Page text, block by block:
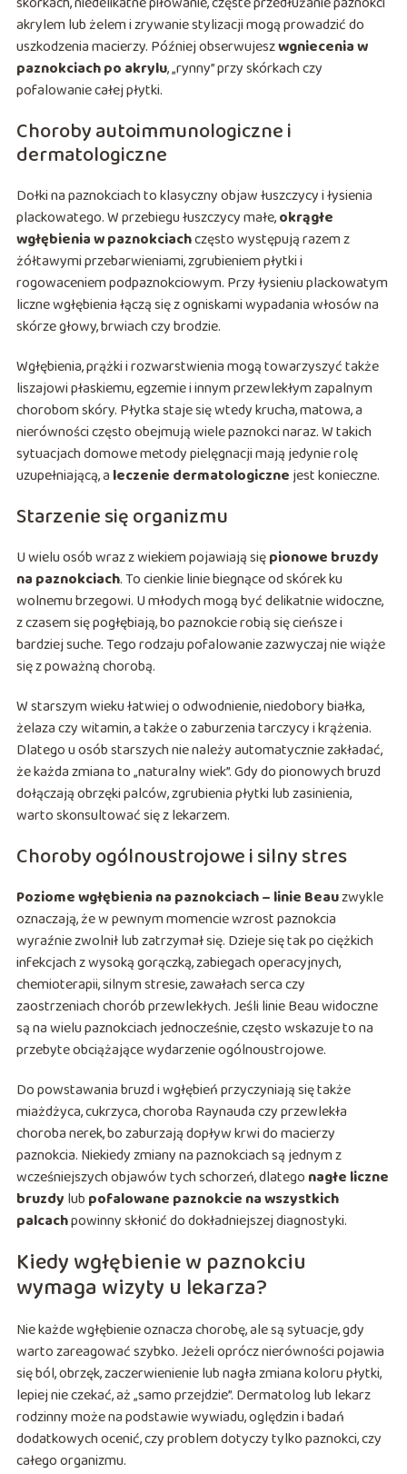
akrylem lub żelem i zrywanie stylizacji mogą prowadzić do
uszkodzenia macierzy. Później obserwujeszwgniecenia w
paznokciach po akrylu, „rynny” przy skórkach czy
pofalowanie całej płytki.
Choroby autoimmunologiczne i
dermatologiczne
Dołki na paznokciach to klasyczny objaw łuszczycy i łysienia
plackowatego. W przebiegu łuszczycy małe,okrągłe
wgłębienia w paznokciachczęsto występują razem z
żółtawymi przebarwieniami, zgrubieniem płytki i
rogowaceniem podpaznokciowym. Przy łysieniu plackowatym
liczne wgłębienia łączą się z ogniskami wypadania włosów na
skórze głowy, brwiach czy brodzie.
Wgłębienia, prążki i rozwarstwienia mogą towarzyszyć także
liszajowi płaskiemu, egzemie i innym przewlekłym zapalnym
chorobom skóry. Płytka staje się wtedy krucha, matowa, a
nierówności często obejmują wiele paznokci naraz. W takich
sytuacjach domowe metody pielęgnacji mają jedynie rolę
uzupełniającą, a leczenie dermatologicznejest konieczne.
Starzenie się organizmu
U wielu osób wraz z wiekiem pojawiają siępionowe bruzdy
na paznokciach. To cienkie linie biegnące od skórek ku
wolnemu brzegowi. U młodych mogą być delikatnie widoczne,
z czasem się pogłębiają, bo paznokcie robią się cieńsze i
bardziej suche. Tego rodzaju pofalowanie zazwyczaj nie wiąże
się z poważną chorobą.
W starszym wieku łatwiej o odwodnienie, niedobory białka,
żelaza czy witamin, a także o zaburzenia tarczycy i krążenia.
Dlatego u osób starszych nie należy automatycznie zakładać,
że każda zmiana to „naturalny wiek”. Gdy do pionowych bruzd
dołączają obrzęki palców, zgrubienia płytki lub zasinienia,
warto skonsultować się z lekarzem.
Choroby ogólnoustrojowe i silny stres
Poziome wgłębienia na paznokciach – linie Beauzwykle
oznaczają, że w pewnym momencie wzrost paznokcia
wyraźnie zwolnił lub zatrzymał się. Dzieje się tak po ciężkich
infekcjach z wysoką gorączką, zabiegach operacyjnych,
chemioterapii, silnym stresie, zawałach serca czy
zaostrzeniach chorób przewlekłych. Jeśli linie Beau widoczne
są na wielu paznokciach jednocześnie, często wskazuje to na
przebyte obciążające wydarzenie ogólnoustrojowe.
Do powstawania bruzd i wgłębień przyczyniają się także
miażdżyca, cukrzyca, choroba Raynauda czy przewlekła
choroba nerek, bo zaburzają dopływ krwi do macierzy
paznokcia. Niekiedy zmiany na paznokciach są jednym z
wcześniejszych objawów tych schorzeń, dlatego nagłe liczne
bruzdy lub pofalowane paznokcie na wszystkich
palcachpowinny skłonić do dokładniejszej diagnostyki.
Kiedy wgłębienie w paznokciu
wymaga wizyty u lekarza?
Nie każde wgłębienie oznacza chorobę, ale są sytuacje, gdy
warto zareagować szybko. Jeżeli oprócz nierówności pojawia
się ból, obrzęk, zaczerwienienie lub nagła zmiana koloru płytki,
lepiej nie czekać, aż „samo przejdzie”. Dermatolog lub lekarz
rodzinny może na podstawie wywiadu, oględzin i badań
dodatkowych ocenić, czy problem dotyczy tylko paznokci, czy
całego organizmu.